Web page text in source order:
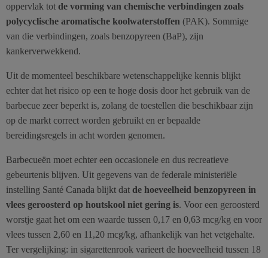
oppervlak tot de vorming van chemische verbindingen zoals
polycyclische aromatische koolwaterstoffen (PAK). Sommige
van die verbindingen, zoals benzopyreen (BaP), zijn
kankerverwekkend.
Uit de momenteel beschikbare wetenschappelijke kennis blijkt
echter dat het risico op een te hoge dosis door het gebruik van de
barbecue zeer beperkt is, zolang de toestellen die beschikbaar zijn
op de markt correct worden gebruikt en er bepaalde
bereidingsregels in acht worden genomen.
Barbecueën moet echter een occasionele en dus recreatieve
gebeurtenis blijven. Uit gegevens van de federale ministeriële
instelling Santé Canada blijkt dat de hoeveelheid benzopyreen in
vlees geroosterd op houtskool niet gering is. Voor een geroosterd
worstje gaat het om een waarde tussen 0,17 en 0,63 mcg/kg en voor
vlees tussen 2,60 en 11,20 mcg/kg, afhankelijk van het vetgehalte.
Ter vergelijking: in sigarettenrook varieert de hoeveelheid tussen 18